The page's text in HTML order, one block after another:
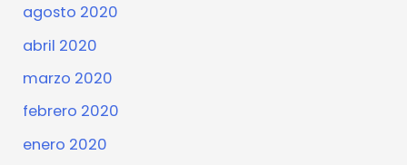
agosto 2020
abril 2020
marzo 2020
febrero 2020
enero 2020